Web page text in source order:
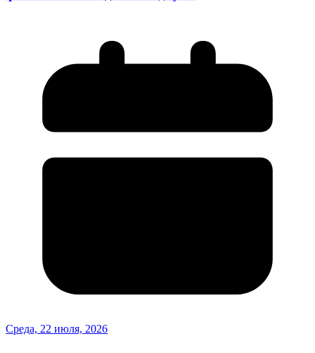
Среда, 22 июля, 2026